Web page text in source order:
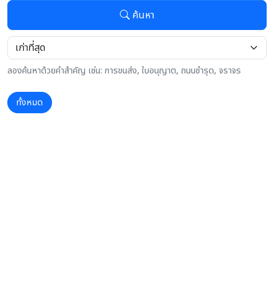
ค้นหา
ลองค้นหาด้วยคำสำคัญ เช่น: การขนส่ง, ใบอนุญาต, ถนนชำรุด, จราจร
ทั้งหมด